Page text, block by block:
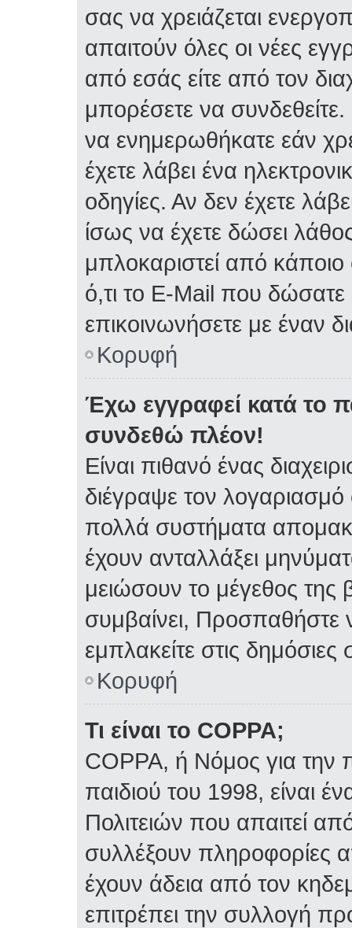
σας να χρειάζεται
απαιτούν όλες οι νέες
από εσάς είτε από τον
μπορέσετε να
να ενημερωθήκατε εάν
έχετε λάβει ένα
οδηγίες. Αν δεν έχετε
ίσως να έχετε δώσει
μπλοκαριστεί από
ό,τι το E-Mail που
επικοινωνήσετε με έναν
Κορυφή
Έχω εγγραφεί κατά το
συνδεθώ πλέον!
Είναι πιθανό ένας
διέγραψε τον
πολλά συστήματα
έχουν ανταλλάξει
μειώσουν το μέγεθος
συμβαίνει, Προσπαθήστε
εμπλακείτε στις δημόσιες
Κορυφή
Τι είναι το COPPA;
COPPA, ή Νόμος για την
παιδιού του 1998, είναι
Πολιτειών που απαιτεί
συλλέξουν πληροφορίες
έχουν άδεια από τον
επιτρέπει την συλλογή